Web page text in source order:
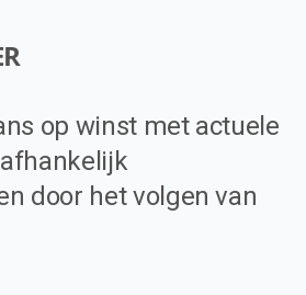
op winst met actuele
door het volgen van